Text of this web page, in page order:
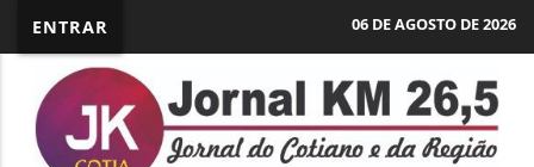
ENTRAR 06 DE AGOSTO DE 2026